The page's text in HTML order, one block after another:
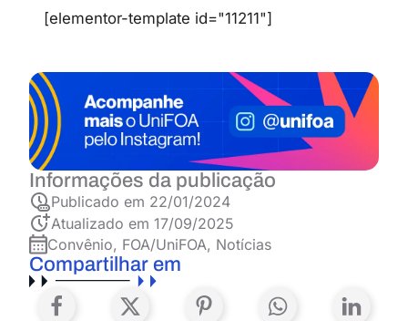
[elementor-template id="11211"]
Informações da publicação
Publicado em 22/01/2024
Atualizado em 17/09/2025
Convênio, FOA/UniFOA, Notícias
Compartilhar em